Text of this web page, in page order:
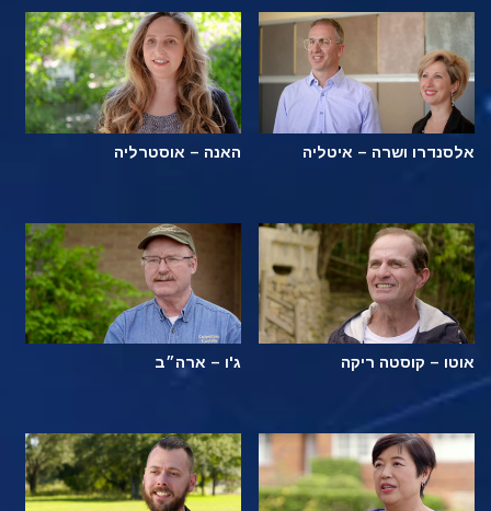
אלסנדרו ושרה – איטליה האנה – אוסטרליה
אוטו – קוסטה ריקה ג'ו – ארה״ב